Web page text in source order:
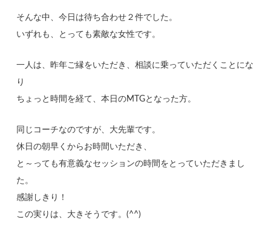
そんな中、今日は待ち合わせ２件でした。
いずれも、とっても素敵な女性です。
一人は、昨年ご縁をいただき、相談に乗っていただくことにな
り
ちょっと時間を経て、本日のMTGとなった方。
同じコーチなのですが、大先輩です。
休日の朝早くからお時間いただき、
と～っても有意義なセッションの時間をとっていただきまし
た。
感謝しきり！
この実りは、大きそうです。(^^)